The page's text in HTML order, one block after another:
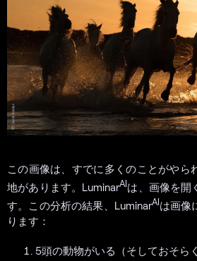
この画像は、すでに多くのことがやら
地があります。LuminarAI は、画像を開
す。この分析の結果、LuminarAI は画像
ります：
5頭の動物がいる（そしておそら